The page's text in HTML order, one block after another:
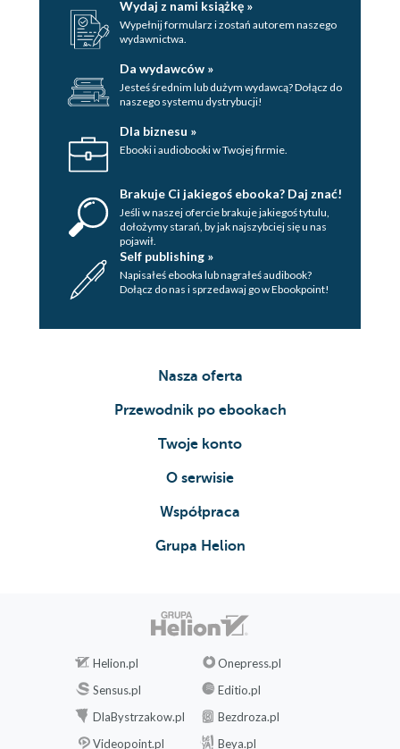
Wydaj z nami książkę »
Wypełnij formularz i zostań autorem naszego
wydawnictwa.
Da wydawców »
Jesteś średnim lub dużym wydawcą? Dołącz do
naszego systemu dystrybucji!
Dla biznesu »
Ebooki i audiobooki w Twojej firmie.
Brakuje Ci jakiegoś ebooka? Daj znać!
Jeśli w naszej ofercie brakuje jakiegoś tytulu,
dołożymy starań, by jak najszybciej się u nas
pojawił.
Self publishing »
Napisałeś ebooka lub nagrałeś audibook?
Dołącz do nas i sprzedawaj go w Ebookpoint!
Nasza oferta
Przewodnik po ebookach
Twoje konto
O serwisie
Współpraca
Grupa Helion
Helion.pl
Onepress.pl
Sensus.pl
Editio.pl
DlaBystrzakow.pl
Bezdroza.pl
Videopoint.pl
Beya.pl